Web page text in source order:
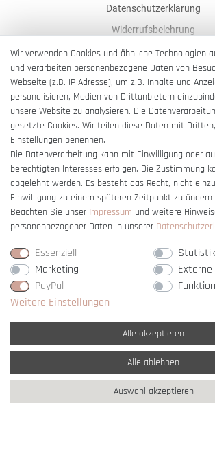
Datenschutzerklärung
Widerrufsbelehrung
AGB
Impressum
Barrierefreiheitserklärung
Vertrag widerrufen
* Alle Preise verstehen sich inkl. gesetzl. MwSt. und
** Nur innerhalb Deutschlands© copyright 2007-2026
Rechte vorbehalten / powered by
Wir verwenden Cookies und ähnliche Technologien
und verarbeiten personenbezogene Daten von
Webseite (z.B. IP-Adresse), um z.B. Inhalte und
personalisieren, Medien von Drittanbietern
unsere Website zu analysieren. Die
gesetzte Cookies. Wir teilen diese Daten mit
Einstellungen benennen.
Die Datenverarbeitung kann mit Einwilligung oder
berechtigten Interesses erfolgen. Die Zustimmung
abgelehnt werden. Es besteht das Recht, nicht
Einwilligung zu einem späteren Zeitpunkt zu
Beachten Sie unser Impressum und weitere
personenbezogener Daten in unserer
Essenziell
Statistik
Marketing
Externe
PayPal
Weitere Einstellungen
Alle akzeptieren
Alle ablehnen
Auswahl akzeptieren